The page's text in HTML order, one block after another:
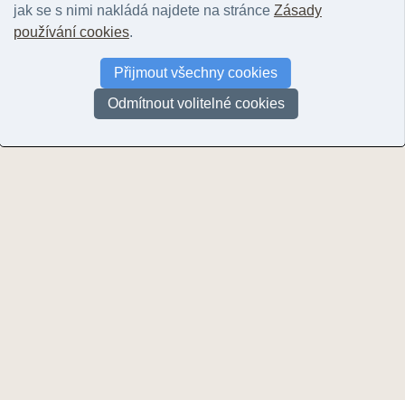
© Žáček, Vladimír | 2025
jak se s nimi nakládá najdete na stránce Zásady
používání cookies.
Přijmout všechny cookies
Odmítnout volitelné cookies